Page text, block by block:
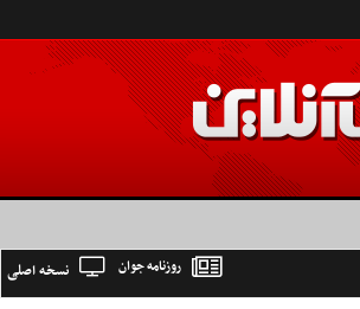
نسخه اصلی روزنامه جوان